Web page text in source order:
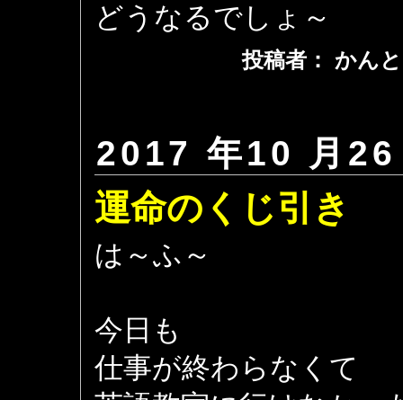
どうなるでしょ～
投稿者： かん
2017 年10 月
運命のくじ引き
は～ふ～
今日も
仕事が終わらなくて